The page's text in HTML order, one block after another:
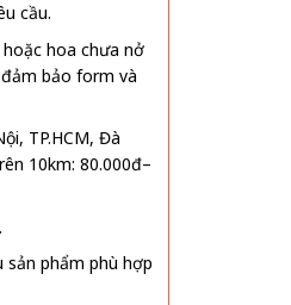
cầu.
hoa chưa nở
bảo form và
TP.HCM, Đà
10km: 80.000đ–
sản phẩm phù hợp